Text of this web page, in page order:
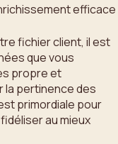
efficace
fichier client, il est
que vous
propre et
la pertinence des
primordiale pour
au mieux